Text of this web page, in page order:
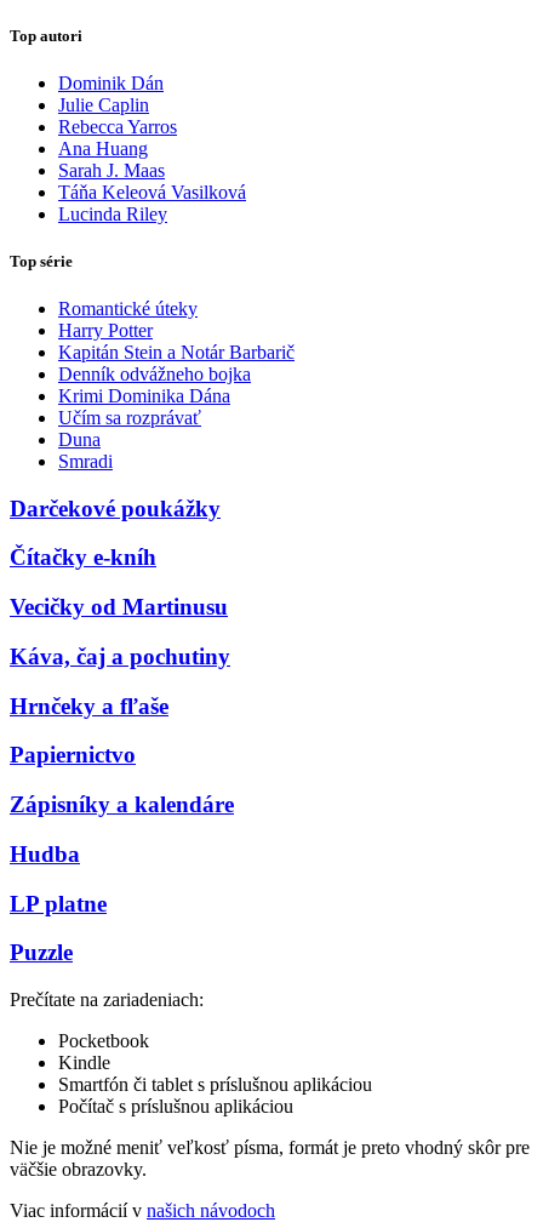
Top autori
Dominik Dán
Julie Caplin
Rebecca Yarros
Ana Huang
Sarah J. Maas
Táňa Keleová Vasilková
Lucinda Riley
Top série
Romantické úteky
Harry Potter
Kapitán Stein a Notár Barbarič
Denník odvážneho bojka
Krimi Dominika Dána
Učím sa rozprávať
Duna
Smradi
Darčekové poukážky
Čítačky e-kníh
Vecičky od Martinusu
Káva, čaj a pochutiny
Hrnčeky a fľaše
Papiernictvo
Zápisníky a kalendáre
Hudba
LP platne
Puzzle
Prečítate na zariadeniach:
Pocketbook
Kindle
Smartfón či tablet s príslušnou aplikáciou
Počítač s príslušnou aplikáciou
Nie je možné meniť veľkosť písma, formát je preto vhodný skôr pre
väčšie obrazovky.
Viac informácií v našich návodoch